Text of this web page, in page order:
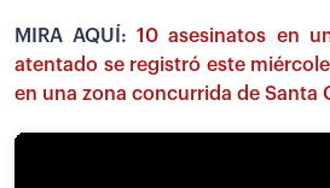
MIRA AQUÍ:10 asesinatos en
atentado se registró este
en una zona concurrida de Santa